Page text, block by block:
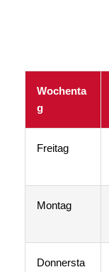
Wochenta
g
Freitag
Montag
Donnersta